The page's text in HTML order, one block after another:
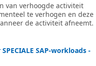
van verhoogde activiteit
te verhogen en deze
de activiteit afneemt.
SAP-workloads -